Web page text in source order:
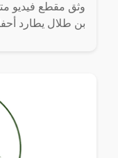
وثق مقطع فيديو
بن طلال يطارد